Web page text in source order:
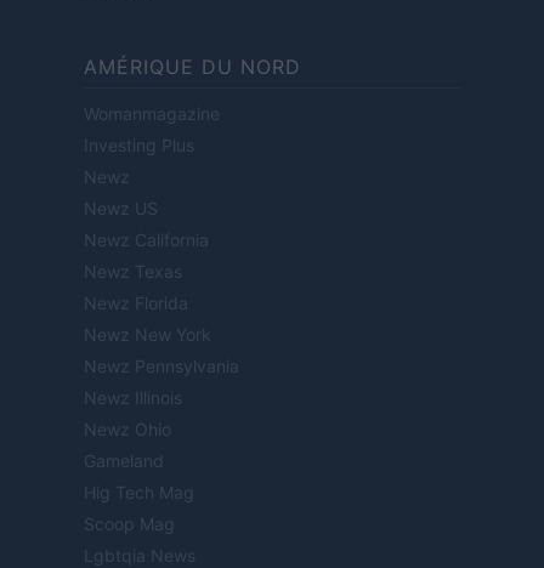
AMÉRIQUE DU NORD
Womanmagazine
Investing Plus
Newz
Newz US
Newz California
Newz Texas
Newz Florida
Newz New York
Newz Pennsylvania
Newz Illinois
Newz Ohio
Gameland
Hig Tech Mag
Scoop Mag
Lgbtqia News